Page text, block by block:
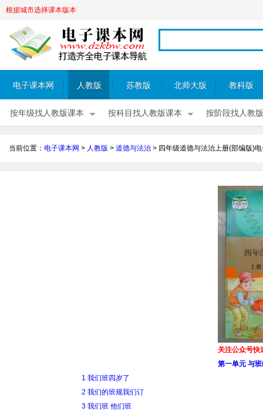
根据城市选择课本版本
电子课本网 人教版 苏教版 北师大版 教科版
按年级找人教版课本 按科目找人教版课本 按阶段找人教
当前位置： 电子课本网 > 人教版 > 道德与法治 > 四年级道德与法治上册(部编版)
关注公众号快
第一单元 与
1 我们班四岁了
2 我们的班规我们订
3 我们班 他们班